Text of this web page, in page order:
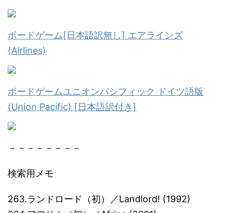
ボードゲーム[日本語訳無し] エアラインズ
(Airlines)
ボードゲームユニオンパシフィック ドイツ語版
(Union Pacific) [日本語訳付き]
－－－－－－－－
検索用メモ
263.ランドロード（初）／Landlord! (1992)